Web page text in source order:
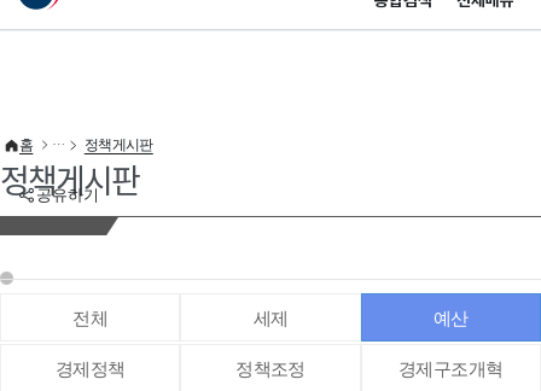
이 누리집은 대한민국 공식 전자정부 누리집입니다.
공유하기
홈 정책게시판
정책게시판
전체 세제 예산
경제정책 정책조정 경제구조개혁